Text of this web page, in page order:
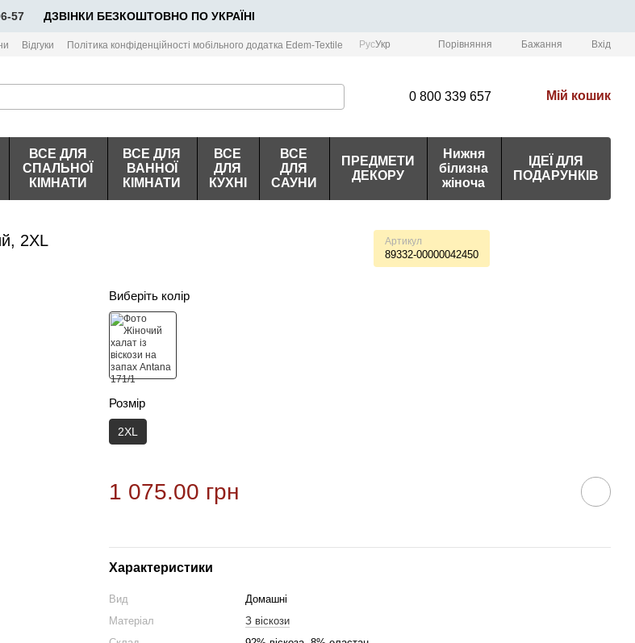
57 ⠀⠀ДЗВІНКИ БЕЗКОШТОВНО ПО УКРАЇНІ
Відгуки Політика конфіденційності мобільного додатка Edem-Textile РусУкр Порівняння Бажання Вхід
0 800 339 657 Мій кошик
ВСЕ ДЛЯ
СПАЛЬНОЇ
КІМНАТИ
ВСЕ ДЛЯ
ВАННОЇ
КІМНАТИ
ВСЕ
ДЛЯ
КУХНІ
ВСЕ
ДЛЯ
САУНИ
ПРЕДМЕТИ
ДЕКОРУ
Нижня
білизна
жіноча
ІДЕЇ ДЛЯ
ПОДАРУНКІВ
2XL Артикул
89332-00000042450
Виберіть колір
Розмір
2XL
1 075.00 грн
Характеристики
Вид
Домашні
Матеріал
З віскози